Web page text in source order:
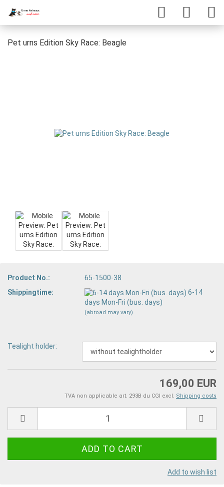
Pet urns Edition Sky Race: Beagle
Product No.:
65-1500-38
Shippingtime:
6-14
days Mon-Fri (bus. days)
(abroad may vary)
Tealight holder:
169,00 EUR
TVA non applicable art. 293B du CGI excl. Shipping costs
Add to wish list